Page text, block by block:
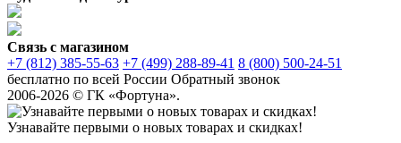
Связь с магазином
+7 (812) 385-55-63 +7 (499) 288-89-41 8 (800) 500-24-51
бесплатно по всей России Обратный звонок
2006-2026 © ГК «Фортуна».
Узнавайте первыми о новых товарах и скидках!